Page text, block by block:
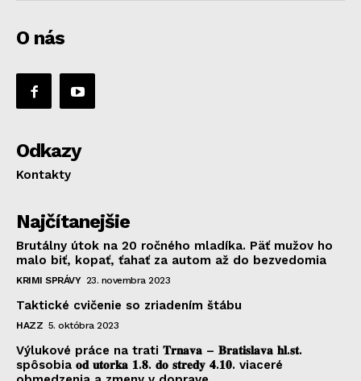
O nás
Odkazy
Kontakty
Najčítanejšie
Brutálny útok na 20 ročného mladíka. Päť mužov ho
malo biť, kopať, ťahať za autom až do bezvedomia
KRIMI SPRÁVY 23. novembra 2023
Taktické cvičenie so zriadením štábu
HAZZ 5. októbra 2023
Výlukové práce na trati 𝐓𝐫𝐧𝐚𝐯𝐚 – 𝐁𝐫𝐚𝐭𝐢𝐬𝐥𝐚𝐯𝐚 𝐡𝐥.𝐬𝐭.
spôsobia 𝐨𝐝 𝐮𝐭𝐨𝐫𝐤𝐚 𝟏.𝟖. 𝐝𝐨 𝐬𝐭𝐫𝐞𝐝𝐲 𝟒.𝟏𝟎. viaceré